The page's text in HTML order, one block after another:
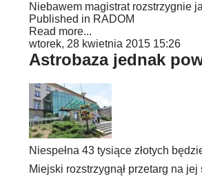
Niebawem magistrat rozstrzygnie
Published in RADOM
Read more...
wtorek, 28 kwietnia 2015 15:26
Astrobaza jednak
Niespełna 43 tysiące złotych
Miejski rozstrzygnął przetarg na